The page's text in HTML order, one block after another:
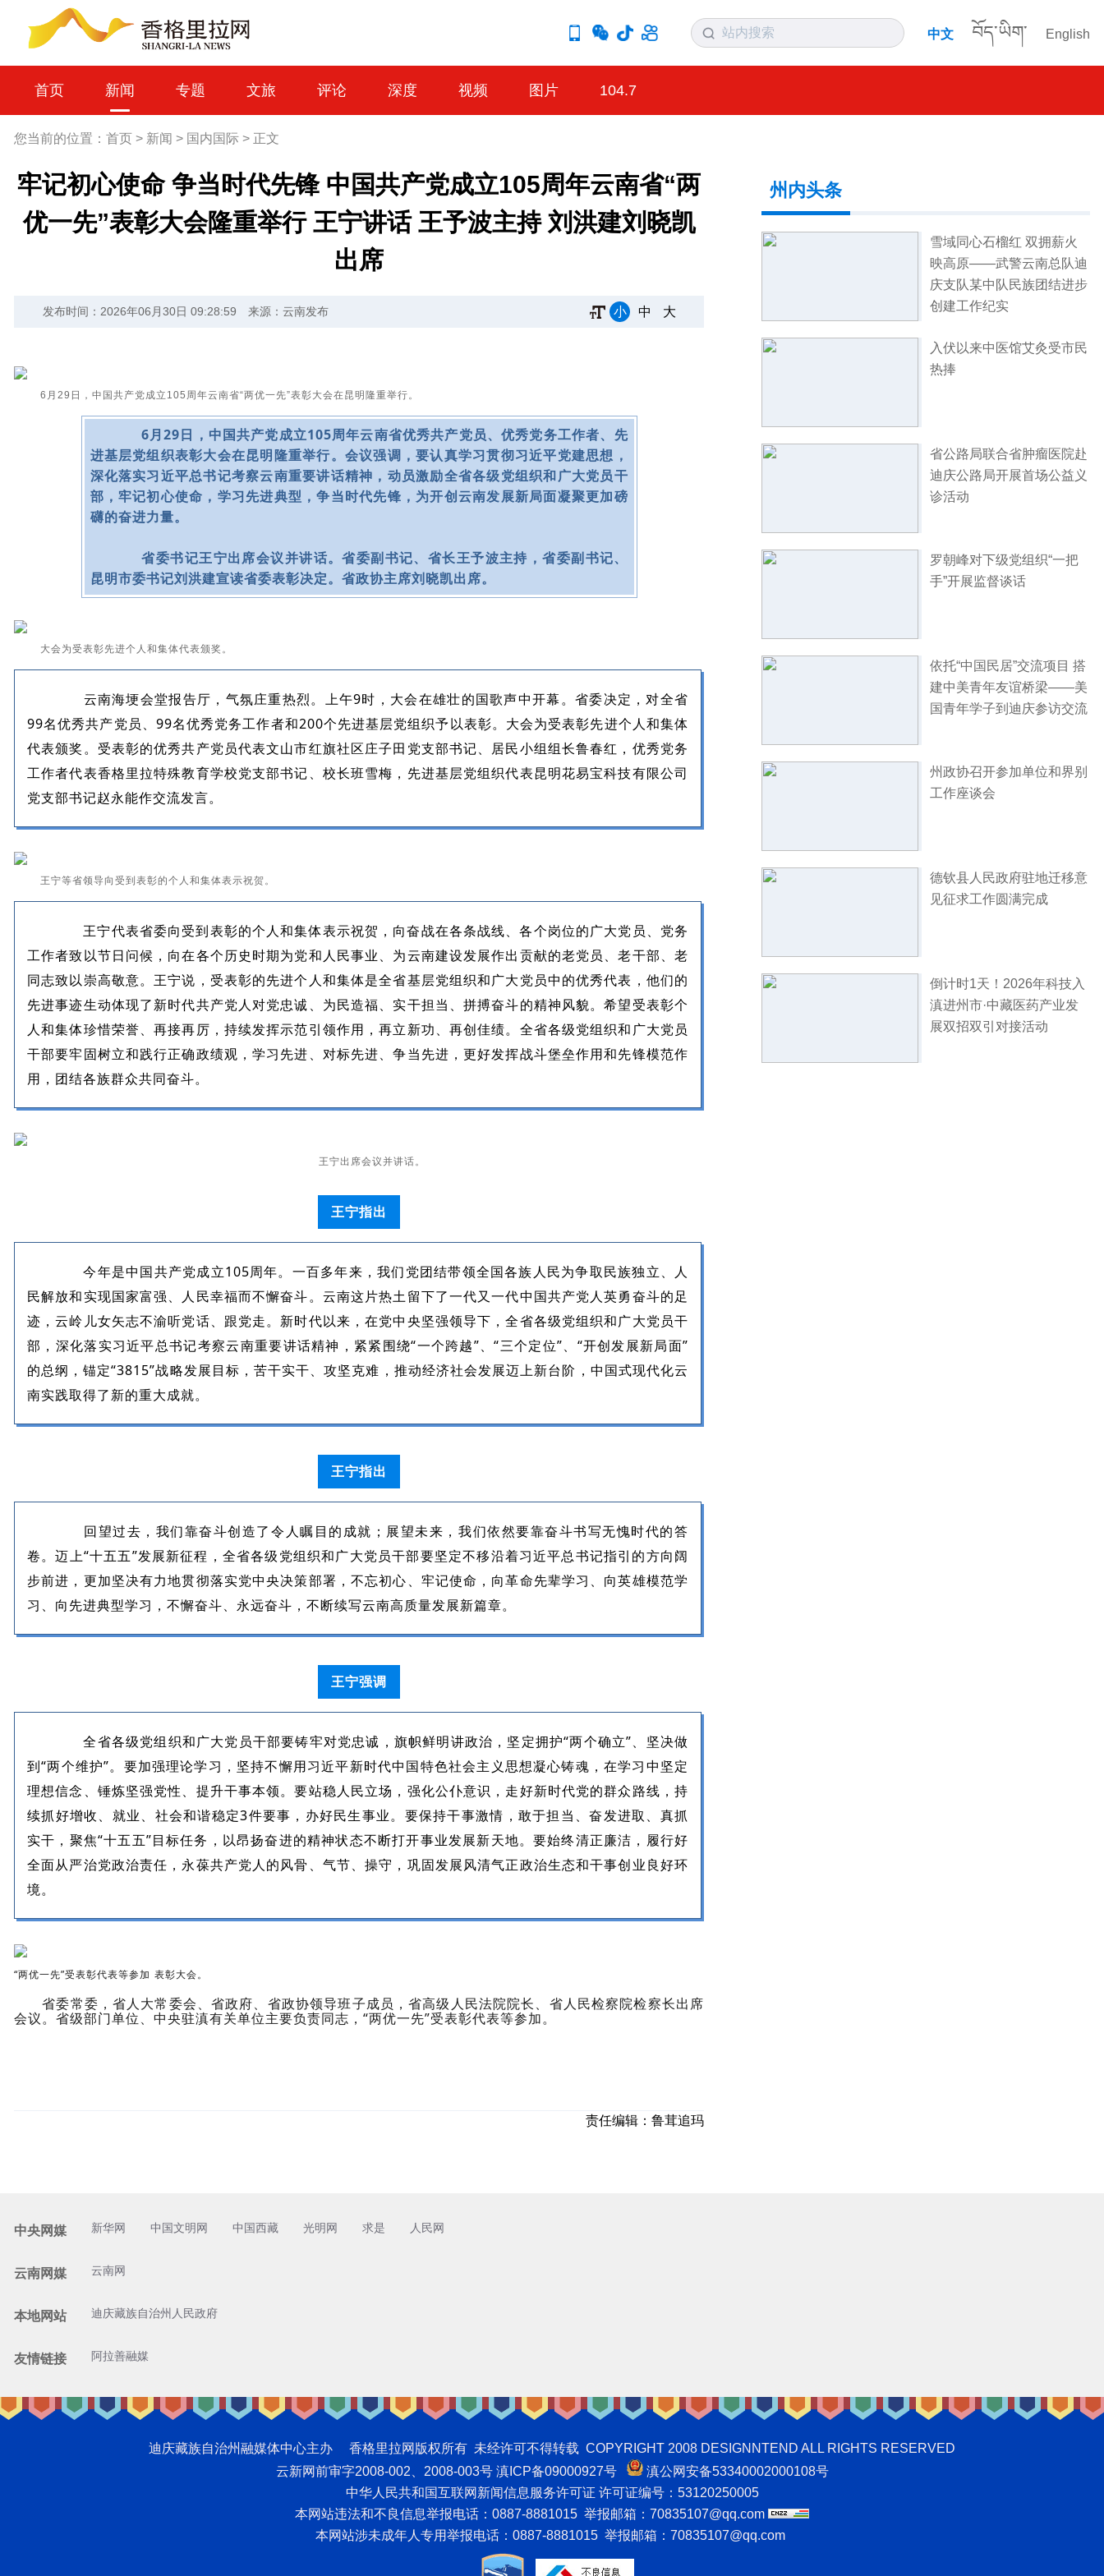
中文 བོད་ཡིག་ English
首页 新闻 专题 文旅 评论 深度 视频 图片 104.7
您当前的位置： 首页 > 新闻 > 国内国际 > 正文
牢记初心使命 争当时代先锋 中国共产党成立105周年云南省“两
优一先”表彰大会隆重举行 王宁讲话 王予波主持 刘洪建刘晓凯
出席
发布时间：2026年06月30日 09:28:59 来源：云南发布 小 中 大
6月29日， 中国共产党成立105周年云南省“两优一先”表彰大会在昆明隆重举行。
6月29日，中国共产党成立105周年云南省优秀共产党员、优秀党务工作者、先
进基层党组织表彰大会在昆明隆重举行。会议强调，要认真学习贯彻习近平党建思想，
深化落实习近平总书记考察云南重要讲话精神，动员激励全省各级党组织和广大党员干
部，牢记初心使命，学习先进典型，争当时代先锋，为开创云南发展新局面凝聚更加磅
礴的奋进力量。
省委书记王宁出席会议并讲话。省委副书记、省长王予波主持，省委副书记、
昆明市委书记刘洪建宣读省委表彰决定。省政协主席刘晓凯出席。
大会为受表彰先进个人和集体代表颁奖。
云南海埂会堂报告厅，气氛庄重热烈。上午9时，大会在雄壮的国歌声中开幕。省委决定，对全省
99名优秀共产党员、99名优秀党务工作者和200个先进基层党组织予以表彰。大会为受表彰先进个人和集体
代表颁奖。受表彰的优秀共产党员代表文山市红旗社区庄子田党支部书记、居民小组组长鲁春红，优秀党务
工作者代表香格里拉特殊教育学校党支部书记、校长班雪梅，先进基层党组织代表昆明花易宝科技有限公司
党支部书记赵永能作交流发言。
王宁等省领导向受到表彰的个人和集体表示祝贺。
王宁代表省委向受到表彰的个人和集体表示祝贺，向奋战在各条战线、各个岗位的广大党员、党务
工作者致以节日问候，向在各个历史时期为党和人民事业、为云南建设发展作出贡献的老党员、老干部、老
同志致以崇高敬意。王宁说，受表彰的先进个人和集体是全省基层党组织和广大党员中的优秀代表，他们的
先进事迹生动体现了新时代共产党人对党忠诚、为民造福、实干担当、拼搏奋斗的精神风貌。希望受表彰个
人和集体珍惜荣誉、再接再厉，持续发挥示范引领作用，再立新功、再创佳绩。全省各级党组织和广大党员
干部要牢固树立和践行正确政绩观，学习先进、对标先进、争当先进，更好发挥战斗堡垒作用和先锋模范作
用，团结各族群众共同奋斗。
王宁出席会议并讲话。
王宁指出
今年是中国共产党成立105周年。一百多年来，我们党团结带领全国各族人民为争取民族独立、人
民解放和实现国家富强、人民幸福而不懈奋斗。云南这片热土留下了一代又一代中国共产党人英勇奋斗的足
迹，云岭儿女矢志不渝听党话、跟党走。新时代以来，在党中央坚强领导下，全省各级党组织和广大党员干
部，深化落实习近平总书记考察云南重要讲话精神，紧紧围绕“一个跨越”、“三个定位”、“开创发展新局面”
的总纲，锚定“3815”战略发展目标，苦干实干、攻坚克难，推动经济社会发展迈上新台阶，中国式现代化云
南实践取得了新的重大成就。
王宁指出
回望过去，我们靠奋斗创造了令人瞩目的成就；展望未来，我们依然要靠奋斗书写无愧时代的答
卷。迈上“十五五”发展新征程，全省各级党组织和广大党员干部要坚定不移沿着习近平总书记指引的方向阔
步前进，更加坚决有力地贯彻落实党中央决策部署，不忘初心、牢记使命，向革命先辈学习、向英雄模范学
习、向先进典型学习，不懈奋斗、永远奋斗，不断续写云南高质量发展新篇章。
王宁强调
全省各级党组织和广大党员干部要铸牢对党忠诚，旗帜鲜明讲政治，坚定拥护“两个确立”、坚决做
到“两个维护”。要加强理论学习，坚持不懈用习近平新时代中国特色社会主义思想凝心铸魂，在学习中坚定
理想信念、锤炼坚强党性、提升干事本领。要站稳人民立场，强化公仆意识，走好新时代党的群众路线，持
续抓好增收、就业、社会和谐稳定3件要事，办好民生事业。要保持干事激情，敢于担当、奋发进取、真抓
实干，聚焦“十五五”目标任务，以昂扬奋进的精神状态不断打开事业发展新天地。要始终清正廉洁，履行好
全面从严治党政治责任，永葆共产党人的风骨、气节、操守，巩固发展风清气正政治生态和干事创业良好环
境。
“两优一先”受表彰代表等参加 表彰大会。
省委常委，省人大常委会、省政府、省政协领导班子成员，省高级人民法院院长、省人民检察院检察长出席
会议。省级部门单位、中央驻滇有关单位主要负责同志，“两优一先”受表彰代表等参加。
责任编辑： 鲁茸追玛
州内头条
雪域同心石榴红 双拥薪火
映高原——武警云南总队迪
庆支队某中队民族团结进步
创建工作纪实
入伏以来中医馆艾灸受市民
热捧
省公路局联合省肿瘤医院赴
迪庆公路局开展首场公益义
诊活动
罗朝峰对下级党组织“一把
手”开展监督谈话
依托“中国民居”交流项目 搭
建中美青年友谊桥梁——美
国青年学子到迪庆参访交流
州政协召开参加单位和界别
工作座谈会
德钦县人民政府驻地迁移意
见征求工作圆满完成
倒计时1天！2026年科技入
滇进州市·中藏医药产业发
展双招双引对接活动
中央网媒 新华网 中国文明网 中国西藏 光明网 求是 人民网
云南网媒 云南网
本地网站 迪庆藏族自治州人民政府
友情链接 阿拉善融媒
迪庆藏族自治州融媒体中心主办 香格里拉网版权所有 未经许可不得转载 COPYRIGHT 2008 DESIGNNTEND ALL RIGHTS RESERVED
云新网前审字2008-002、2008-003号 滇ICP备09000927号
滇公网安备53340002000108号
中华人民共和国互联网新闻信息服务许可证 许可证编号：53120250005
本网站违法和不良信息举报电话：0887-8881015 举报邮箱：70835107@qq.com
本网站涉未成年人专用举报电话：0887-8881015 举报邮箱：70835107@qq.com